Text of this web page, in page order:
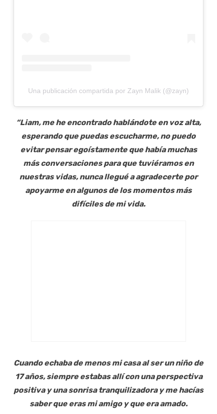
Una publicación compartida por Zayn Malik (@zayn)
“Liam, me he encontrado hablándote en voz alta,
esperando que puedas escucharme, no puedo
evitar pensar egoístamente que había muchas
más conversaciones para que tuviéramos en
nuestras vidas, nunca llegué a agradecerte por
apoyarme en algunos de los momentos más
difíciles de mi vida.
Cuando echaba de menos mi casa al ser un niño de
17 años, siempre estabas allí con una perspectiva
positiva y una sonrisa tranquilizadora y me hacías
saber que eras mi amigo y que era amado.